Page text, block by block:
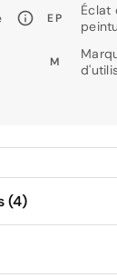
EP
Éclat
M
(4)